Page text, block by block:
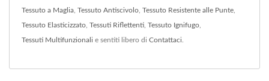
Tessuto a Maglia Tessuto Antiscivolo Tessuto Resistente alle Punte
Tessuto Elasticizzato Tessuti Riflettenti Tessuto Ignifugo
Tessuti Multifunzionali e sentiti libero di Contattaci